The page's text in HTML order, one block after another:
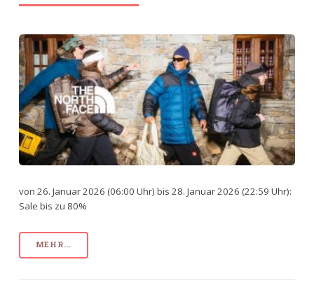
von 26. Januar 2026 (06:00 Uhr) bis 28. Januar 2026 (22:59 Uhr):
Sale bis zu 80%
MEHR...